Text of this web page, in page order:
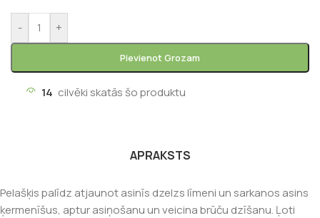
- +
Pievienot Grozam
14 cilvēki skatās šo produktu
APRAKSTS
Pelašķis palīdz atjaunot asinīs dzelzs līmeni un sarkanos asins
ķermenīšus, aptur asiņošanu un veicina brūču dzīšanu. Ļoti